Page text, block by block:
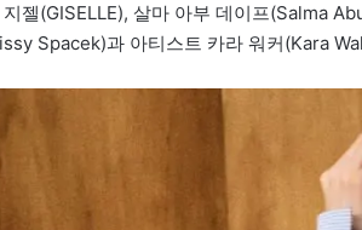
지젤(GISELLE), 살마 아부 데이프(Salma
Spacek)과 아티스트 카라 워커(Kara